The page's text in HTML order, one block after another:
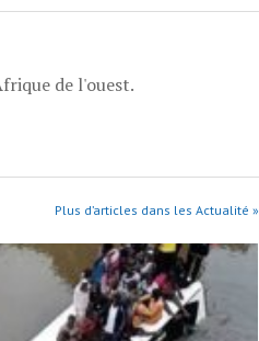
de l'ouest.
Plus d’articles dans les Actualité »